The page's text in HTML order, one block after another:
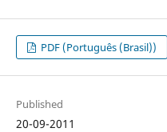
PDF (Português (Brasil))
Published
20-09-2011